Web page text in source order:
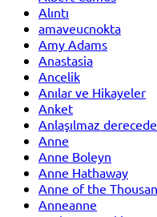
Alıntı
amaveucnokta
Amy Adams
Anastasia
Ancelik
Anılar ve Hikayeler
Anket
Anlaşılmaz
Anne
Anne Boleyn
Anne Hathaway
Anne of the
Anneanne